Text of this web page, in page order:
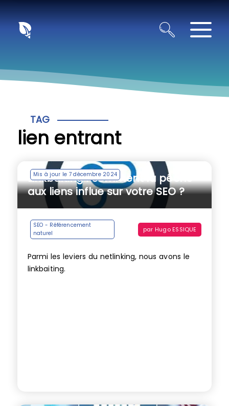
TAG
lien entrant
Mis à jour le 7 décembre 2024
Linkbaiting : comment la pêche
aux liens influe sur votre SEO ?
SEO - Référencement
naturel
par Hugo ESSIQUE
Parmi les leviers du netlinking, nous avons le
linkbaiting.
Panneau de gestion des cookies